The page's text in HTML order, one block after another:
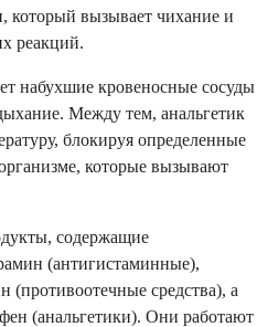
который вызывает чихание и
реакций.
набухшие кровеносные сосуды
Между тем, анальгетик
блокируя определенные
которые вызывают
содержащие
(антигистаминные),
средства), а
(анальгетики). Они работают